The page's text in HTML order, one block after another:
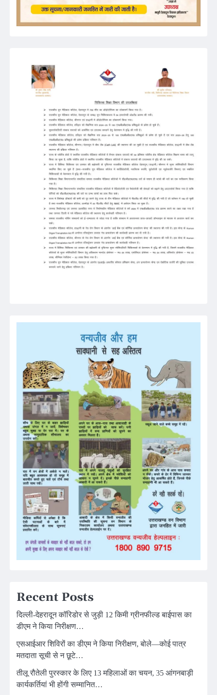
Recent Posts
दिल्ली-देहरादून कॉरिडोर से जुड़ी 12 किमी ग्रीनफील्ड बाईपास का
डीएम ने किया निरीक्षण…
एसआईआर शिविरों का डीएम ने किया निरीक्षण, बोले—कोई पात्र
मतदाता सूची से न छूटे…
तीलू रौतेली पुरस्कार के लिए 13 महिलाओं का चयन, 35 आंगनबाड़ी
कार्यकर्तियां भी होंगी सम्मानित…